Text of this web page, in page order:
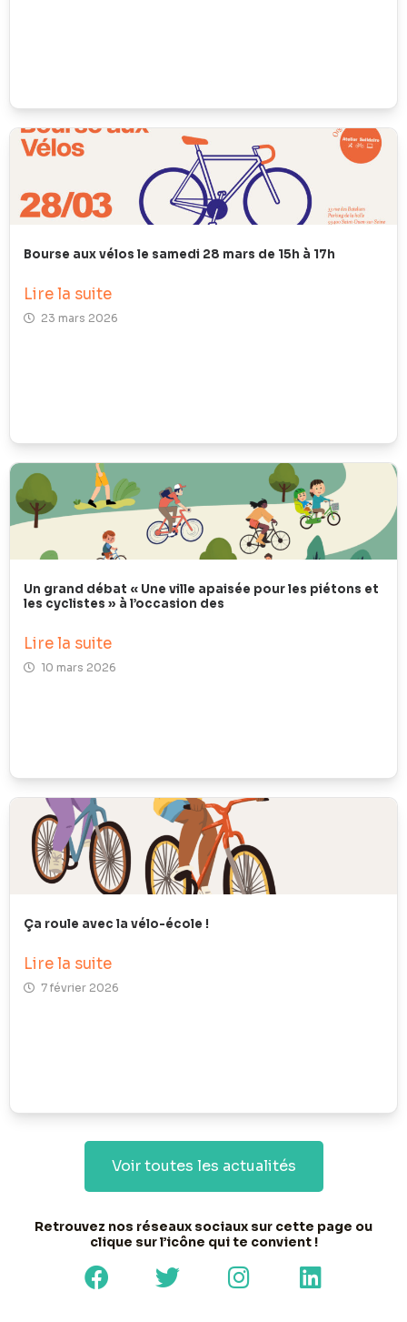
Bourse aux vélos le samedi 28 mars de 15h à 17h
Lire la suite
23 mars 2026
Un grand débat « Une ville apaisée pour les piétons et
les cyclistes » à l’occasion des
Lire la suite
10 mars 2026
Ça roule avec la vélo-école !
Lire la suite
7 février 2026
Voir toutes les actualités
Retrouvez nos réseaux sociaux sur cette page ou
clique sur l’icône qui te convient !
F
a
T
w
I
n
L
i